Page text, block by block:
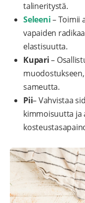
talineritystä.
Seleeni– Toimii
vapaiden
elastisuutta.
Kupari–
sameutta.
Pii– Vahvistaa
kimmoisuutta ja